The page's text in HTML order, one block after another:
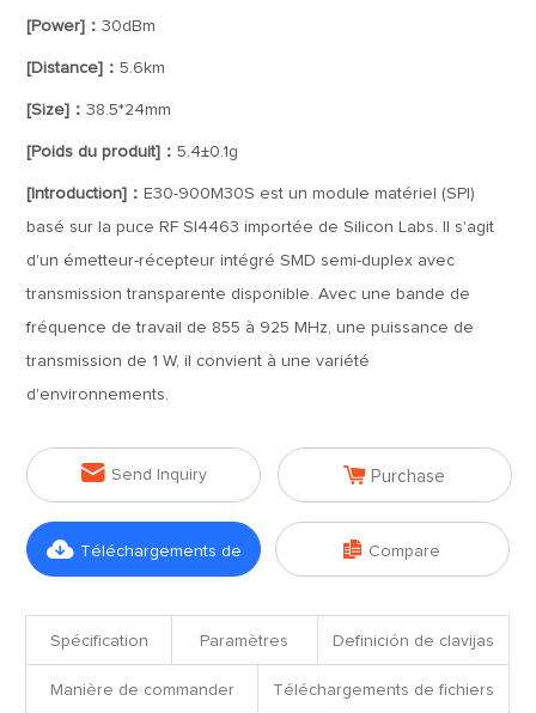
[Power]：30dBm
[Distance]：5.6km
[Size]：38.5*24mm
[Poids du produit]：5.4±0.1g
[Introduction]： E30-900M30S est un module matériel (SPI)
basé sur la puce RF SI4463 importée de Silicon Labs. Il s'agit
d'un émetteur-récepteur intégré SMD semi-duplex avec
transmission transparente disponible. Avec une bande de
fréquence de travail de 855 à 925 MHz, une puissance de
transmission de 1 W, il convient à une variété
d'environnements.
 Send Inquiry  Purchase
 Téléchargements de  Compare
Spécification Paramètres Definición de clavijas
Manière de commander Téléchargements de fichiers